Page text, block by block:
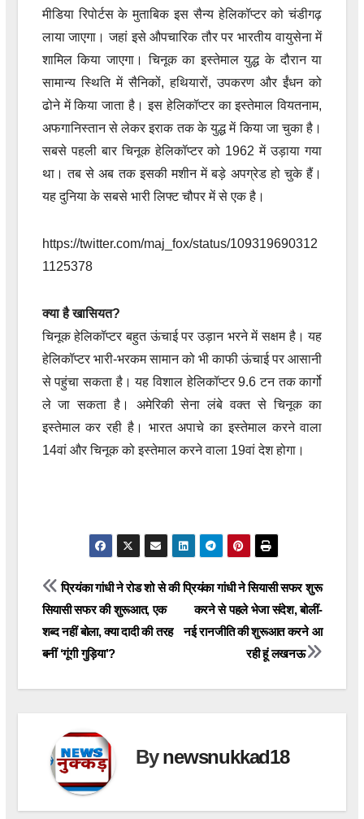
मीडिया रिपोर्टस के मुताबिक इस सैन्य हेलिकॉप्टर को चंडीगढ़
लाया जाएगा। जहां इसे औपचारिक तौर पर भारतीय वायुसेना में
शामिल किया जाएगा। चिनूक का इस्तेमाल युद्ध के दौरान या
सामान्य स्थिति में सैनिकों, हथियारों, उपकरण और ईंधन को
ढोने में किया जाता है। इस हेलिकॉप्टर का इस्तेमाल वियतनाम,
अफगानिस्तान से लेकर इराक तक के युद्ध में किया जा चुका है।
सबसे पहली बार चिनूक हेलिकॉप्टर को 1962 में उड़ाया गया
था। तब से अब तक इसकी मशीन में बड़े अपग्रेड हो चुके हैं।
यह दुनिया के सबसे भारी लिफ्ट चौपर में से एक है।
https://twitter.com/maj_fox/status/109319690312
1125378
क्या है खासियत?
चिनूक हेलिकॉप्टर बहुत ऊंचाई पर उड़ान भरने में सक्षम है। यह
हेलिकॉप्टर भारी-भरकम सामान को भी काफी ऊंचाई पर आसानी
से पहुंचा सकता है। यह विशाल हेलिकॉप्टर 9.6 टन तक कार्गो
ले जा सकता है। अमेरिकी सेना लंबे वक्त से चिनूक का
इस्तेमाल कर रही है। भारत अपाचे का इस्तेमाल करने वाला
14वां और चिनूक को इस्तेमाल करने वाला 19वां देश होगा।
Post
navigation
प्रियंका गांधी ने सियासी सफर शुरू
करने से पहले भेजा संदेश, बोलीं-
नई रानजीति की शुरूआत करने आ
रही हूं लखनऊ
प्रियंका गांधी ने रोड शो से की
सियासी सफर की शुरूआत, एक
शब्द नहीं बोला, क्या दादी की तरह
बनीं ‘गूंगी गुड़िया’?
Bynewsnukkad18